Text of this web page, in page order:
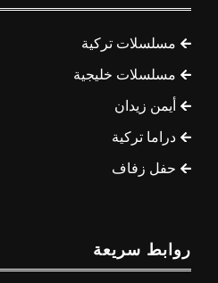
مسلسلات تركية
مسلسلات خليجية
أيمن زيدان
دراما تركية
حفل زفاف
روابط سريعة